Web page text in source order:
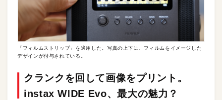
「フィルムストリップ」を適用した。写真の上下に、フィルムをイメージした
デザインが付与されている。
クランクを回して画像をプリント。
instax WIDE Evo、最大の魅力？